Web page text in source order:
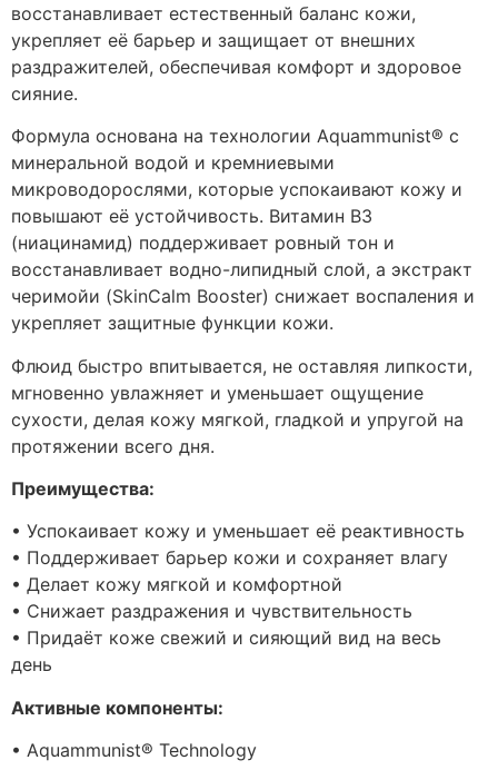
восстанавливает естественный баланс кожи,
укрепляет её барьер и защищает от внешних
раздражителей, обеспечивая комфорт и здоровое
сияние.
Формула основана на технологии Aquammunist® с
минеральной водой и кремниевыми
микроводорослями, которые успокаивают кожу и
повышают её устойчивость. Витамин B3
(ниацинамид) поддерживает ровный тон и
восстанавливает водно-липидный слой, а экстракт
черимойи (SkinCalm Booster) снижает воспаления и
укрепляет защитные функции кожи.
Флюид быстро впитывается, не оставляя липкости,
мгновенно увлажняет и уменьшает ощущение
сухости, делая кожу мягкой, гладкой и упругой на
протяжении всего дня.
Преимущества:
• Успокаивает кожу и уменьшает её реактивность
• Поддерживает барьер кожи и сохраняет влагу
• Делает кожу мягкой и комфортной
• Снижает раздражения и чувствительность
• Придаёт коже свежий и сияющий вид на весь
день
Активные компоненты:
• Aquammunist® Technology